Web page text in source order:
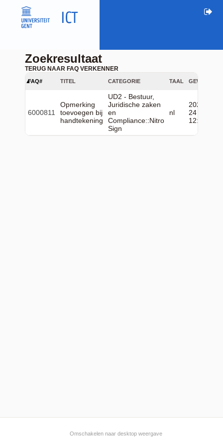
Zoekresultaat
TERUG NAAR FAQ VERKENNER
FAQ# TITEL CATEGORIE TAAL GEWIJZIGD
6000811
Opmerking
toevoegen bij
handtekening
UD2 - Bestuur,
Juridische zaken
en
Compliance::Nitro
Sign
nl
2026-06-
24
12:09:35
Omschakelen naar desktop weergave